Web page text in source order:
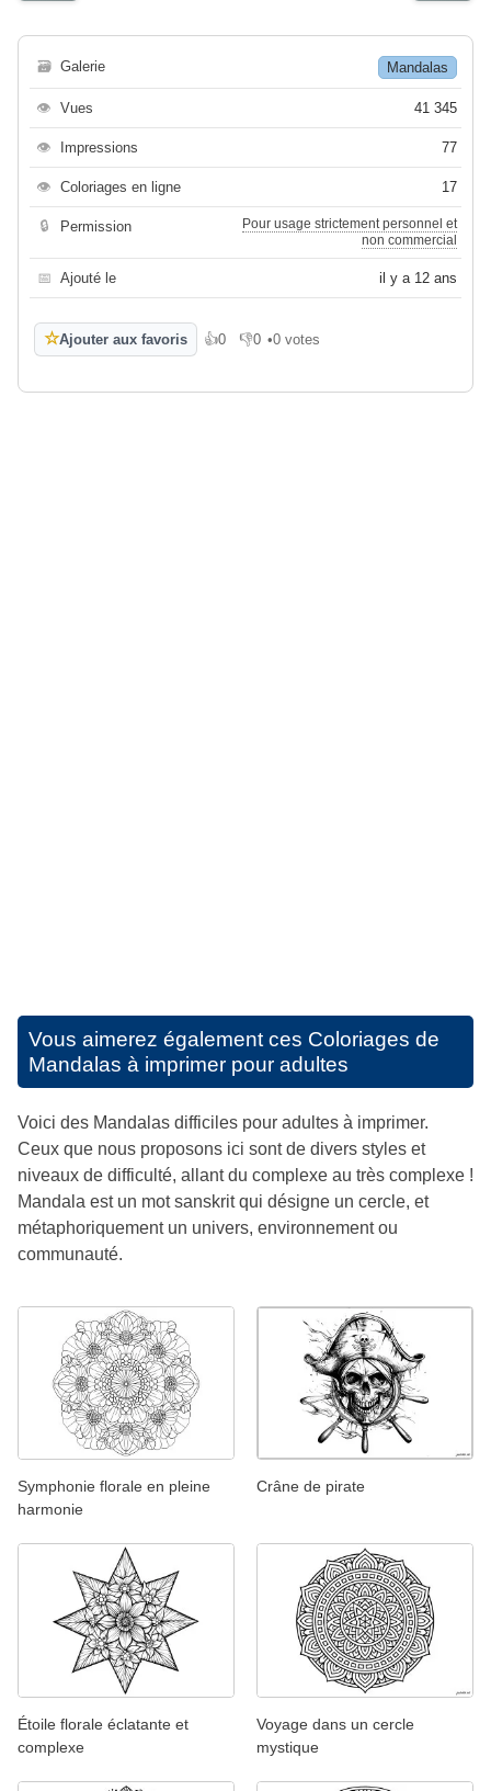
🗃 Galerie Mandalas
👁 Vues 41 345
👁 Impressions 77
👁 Coloriages en ligne 17
🔒 Permission
Pour usage strictement personnel et
non commercial
📅 Ajouté le il y a 12 ans
☆Ajouter aux favoris 👍0
J'aime 👎0
Je n'aime pas
•0 votes
Vous aimerez également ces Coloriages de
Mandalas à imprimer pour adultes
Voici des Mandalas difficiles pour adultes à imprimer.
Ceux que nous proposons ici sont de divers styles et
niveaux de difficulté, allant du complexe au très complexe !
Mandala est un mot sanskrit qui désigne un cercle, et
métaphoriquement un univers, environnement ou
communauté.
Symphonie florale en pleine
harmonie
Crâne de pirate
Étoile florale éclatante et
complexe
Voyage dans un cercle
mystique